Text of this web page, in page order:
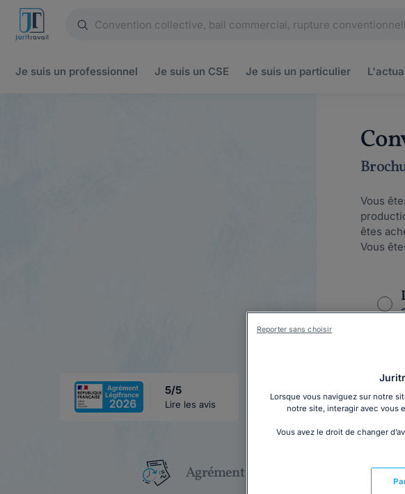
Je suis un professionnel Je suis un CSE Je suis un particulier
5/5
Lire les avis
Vous
êtes
Vous
Agrément Légifrance
Lorsque vous naviguez sur notre
notre site, interagir avec vous
Vous avez le droit de changer
Reporter sans choisir